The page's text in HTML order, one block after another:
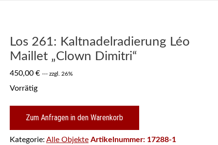
Los 261: Kaltnadelradierung Léo
Maillet „Clown Dimitri“
450,00 € --- zzgl. 26%
Vorrätig
Zum Anfragen in den Warenkorb
Kategorie: Alle Objekte Artikelnummer: 17288-1